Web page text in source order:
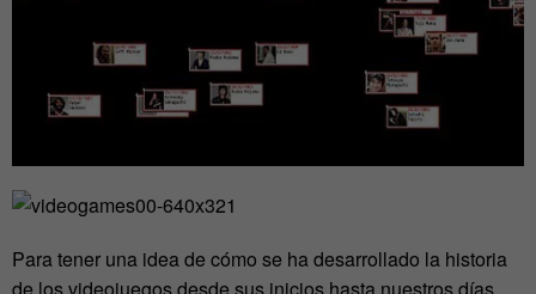
Para tener una idea de cómo se ha desarrollado la historia
de los videojuegos desde sus inicios hasta nuestros días